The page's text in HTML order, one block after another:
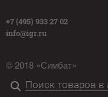
+7 (495) 933 27 02
info@igr.ru
© 2018 «Симбат»